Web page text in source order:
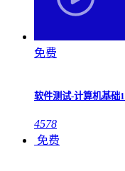
免费
软件测试-计算机基础1
4578
免费